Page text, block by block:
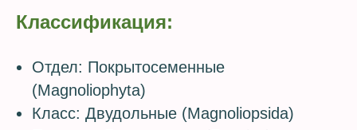
Классификация:
Отдел: Покрытосеменные
(Magnoliophyta)
Класс: Двудольные (Magnoliopsida)